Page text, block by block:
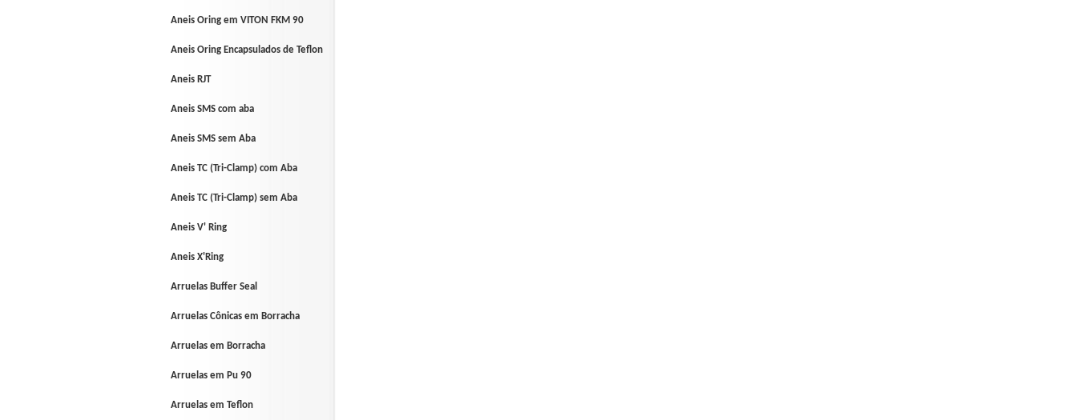
Aneis Oring em VITON FKM 90
Aneis Oring Encapsulados de Teflon
Aneis RJT
Aneis SMS com aba
Aneis SMS sem Aba
Aneis TC (Tri-Clamp) com Aba
Aneis TC (Tri-Clamp) sem Aba
Aneis V' Ring
Aneis X'Ring
Arruelas Buffer Seal
Arruelas Cônicas em Borracha
Arruelas em Borracha
Arruelas em Pu 90
Arruelas em Teflon